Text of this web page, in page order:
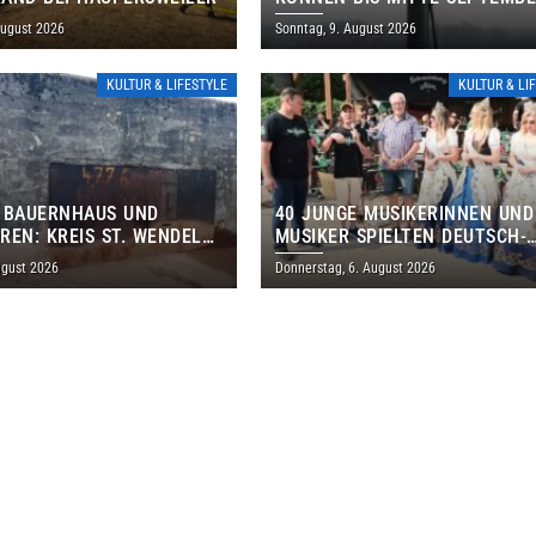
2026
AUSSERPLANMÄSSIG HEULEN
Sonntag, 9. August 2026
KULTUR & LIFESTYLE
UND
KREIS ST. WENDEL
TAG DES OFFENEN
EIN
2026
KULTUR &
40 JUNGE MUSIKERINNEN UND
MUSIKER SPIELTEN DEUTSCH-
BRASILIANISCHES
THOLEY
Donnerstag, 6. August 2026